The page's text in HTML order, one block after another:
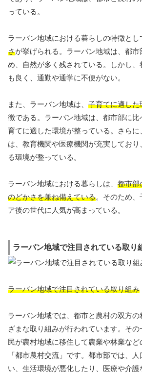
っている。
ラーバン地域における暮らしの特徴とし
さが挙げられる。ラーバン地域は、都市
め、自然が多く残されている。しかし、
も良く、通勤や通学に不便がない。
また、ラーバン地域は、 子育てに適した
徴である。ラーバン地域は、都市部に
育てに適した環境が整っている。さらに
は、教育機関や医療機関が充実しており
る環境が整っている。
ラーバン地域における暮らしは、 都市部
のどかさを兼ね備えている。そのため
ア後の世代に人気が高まっている。
ラーバン地域で注目されている取り
ラーバン地域で注目されている取り組み
ラーバン地域では、都市と農村の双方の
ざまな取り組みが行われています。そ
民が農村地域に移住して農業や林業な
「都市農村交流」です。都市部では、
い、生活環境が悪化したり、医療や介